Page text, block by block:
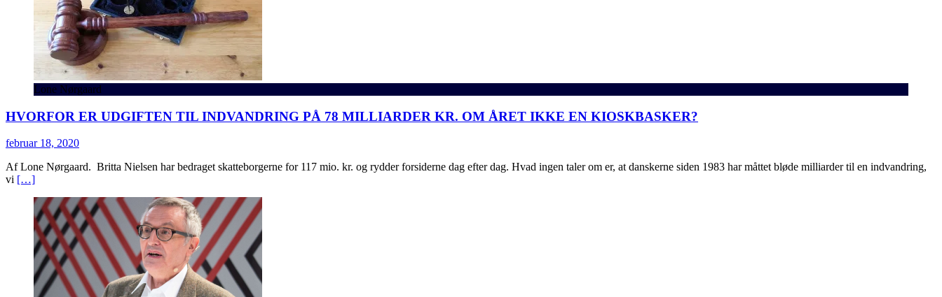
Lone Nørgaard
HVORFOR ER UDGIFTEN TIL INDVANDRING PÅ 78 MILLIARDER KR. OM ÅRET IKKE EN KIOSKBASKER?
februar 18, 2020
Af Lone Nørgaard. Britta Nielsen har bedraget skatteborgerne for 117 mio. kr. og rydder forsiderne dag efter dag. Hvad ingen taler om er, at danskerne siden 1983 har måttet bløde milliarder til en indvandring,
vi […]